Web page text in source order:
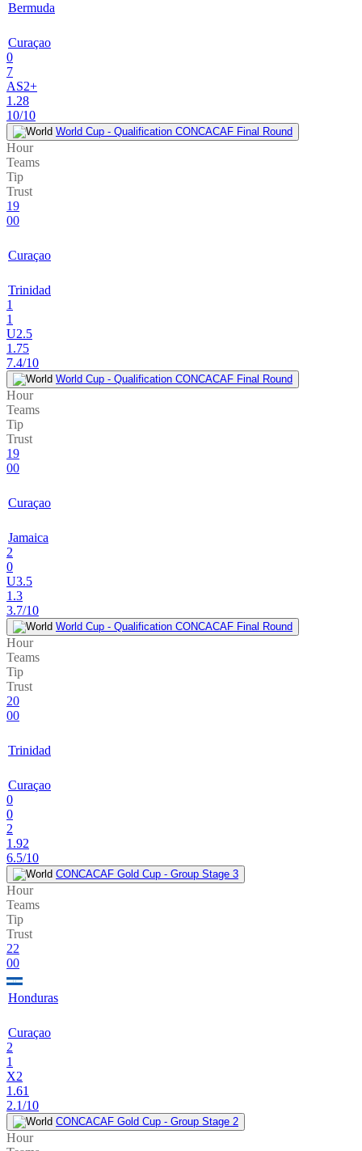
Bermuda
Curaçao
0
7
AS2+
1.28
10/10
World Cup - Qualification CONCACAF Final Round
Hour
Teams
Tip
Trust
19
00
Curaçao
Trinidad
1
1
U2.5
1.75
7.4/10
World Cup - Qualification CONCACAF Final Round
Hour
Teams
Tip
Trust
19
00
Curaçao
Jamaica
2
0
U3.5
1.3
3.7/10
World Cup - Qualification CONCACAF Final Round
Hour
Teams
Tip
Trust
20
00
Trinidad
Curaçao
0
0
2
1.92
6.5/10
CONCACAF Gold Cup - Group Stage 3
Hour
Teams
Tip
Trust
22
00
Honduras
Curaçao
2
1
X2
1.61
2.1/10
CONCACAF Gold Cup - Group Stage 2
Hour